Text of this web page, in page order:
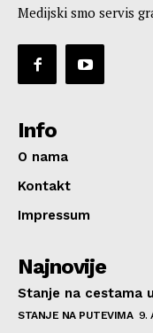
Medijski smo servis
Info
O nama
Kontakt
Impressum
Najnovije
Stanje na cestama
STANJE NA PUTEVIMA 9.